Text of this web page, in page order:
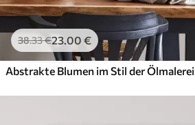
38.33€23.00 €
Abstrakte Blumen im Stil der Ölmalerei